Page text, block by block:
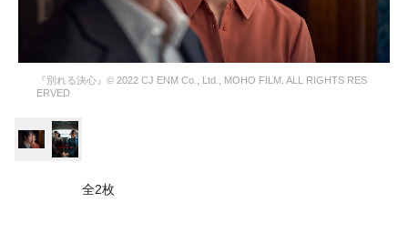
『別れる決心』© 2022 CJ ENM Co., Ltd., MOHO FILM. ALL RIGHTS RES
ERVED
全2枚